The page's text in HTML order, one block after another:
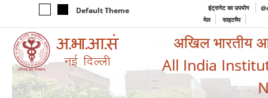
Default Theme इंट्रानेट का उपयोग
मेल
साइटमैप
अखिल भारतीय
All India